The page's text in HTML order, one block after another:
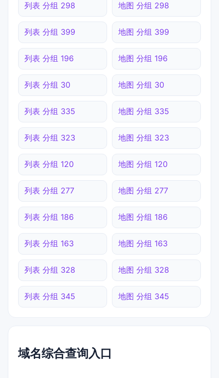
列表 分组 298 地图 分组 298
列表 分组 399 地图 分组 399
列表 分组 196 地图 分组 196
列表 分组 30 地图 分组 30
列表 分组 335 地图 分组 335
列表 分组 323 地图 分组 323
列表 分组 120 地图 分组 120
列表 分组 277 地图 分组 277
列表 分组 186 地图 分组 186
列表 分组 163 地图 分组 163
列表 分组 328 地图 分组 328
列表 分组 345 地图 分组 345
域名综合查询入口